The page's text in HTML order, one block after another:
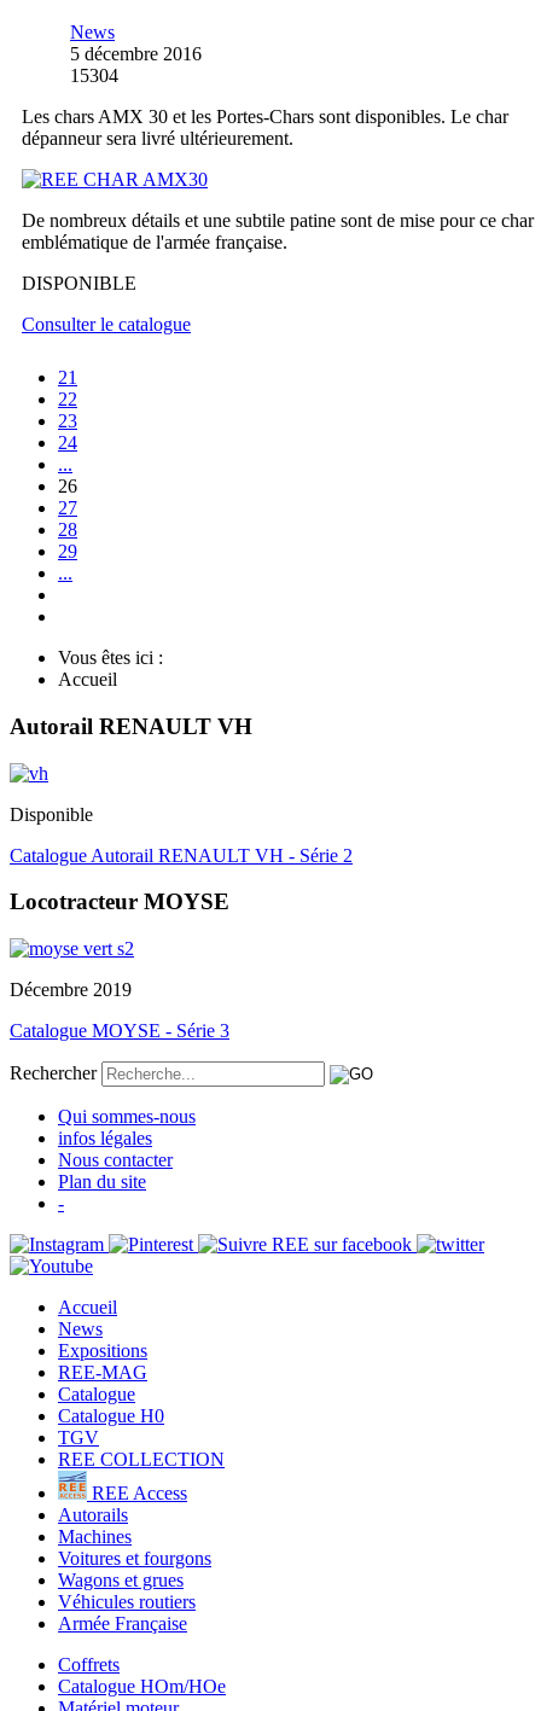
News
5 décembre 2016
15304
Les chars AMX 30 et les Portes-Chars sont disponibles. Le char
dépanneur sera livré ultérieurement.
De nombreux détails et une subtile patine sont de mise pour ce char
emblématique de l'armée française.
DISPONIBLE
Consulter le catalogue
21
22
23
24
...
26
27
28
29
...
Vous êtes ici :
Accueil
Autorail RENAULT VH
Disponible
Catalogue Autorail RENAULT VH - Série 2
Locotracteur MOYSE
Décembre 2019
Catalogue MOYSE - Série 3
Rechercher
Qui sommes-nous
infos légales
Nous contacter
Plan du site
-
Accueil
News
Expositions
REE-MAG
Catalogue
Catalogue H0
TGV
REE COLLECTION
REE Access
Autorails
Machines
Voitures et fourgons
Wagons et grues
Véhicules routiers
Armée Française
Coffrets
Catalogue HOm/HOe